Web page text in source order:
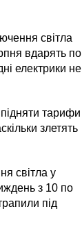
світла
вдарять по
електрики не
тарифи
злетять
світла у
з 10 по
під